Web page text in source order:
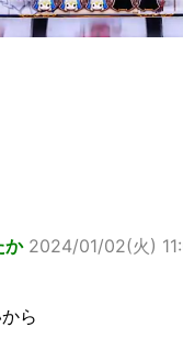
か 2024/01/02(火)
ら